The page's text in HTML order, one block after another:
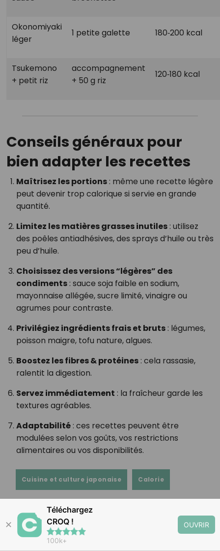
Okonomiyaki
léger
1 petite galette 180‑200 kcal
Tsukemono
+ petit riz
accompagnement
+ 50 g riz
120‑180 kcal
Conseils généraux pour
bien adapter les recettes
Maîtrisez les portions: même une recette légère
peut devenir trop calorique si servie en grande
quantité.
Limitez les matières grasses inutiles: utilisez
des poêles antiadhésives, des sprays d’huile ou très
peu d’huile.
Choisissez des versions “légères” des
condiments: sauce soja faible en sodium,
mayonnaise allégée, sucre limité, vinaigre ou
agrumes pour contraste.
Privilégiez ingrédients frais et bruts: légumes,
poisson maigre, tofu nature, algues.
Boostez les fibres & protéines: cela rassasie,
ralentit la digestion.
Servez immédiatement : la fraîcheur garde les
textures agréables.
Adaptabilité: ces recettes peuvent être
modulées selon vos goûts, vos restrictions
alimentaires ou vos disponibilités.
Cuisine et culture japonaise Calorie
Les informations diffusées sur les articles, notamment celles relatives à
la santé, au bien-être ou à la nutrition, sont fournies à titre indicatif et
ne constituent en aucun cas un diagnostic, un traitement ou une
✕
Téléchargez
CROQ !
100k+
OUVRIR